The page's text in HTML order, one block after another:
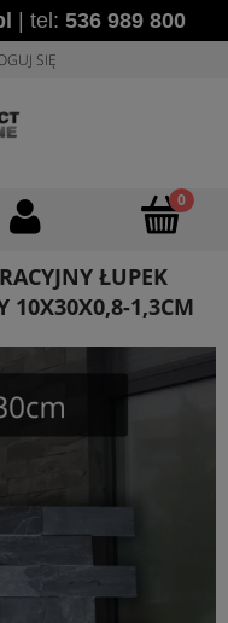
| tel: 536 989 800
SIĘ
ŁUPEK
10X30X0,8-1,3CM